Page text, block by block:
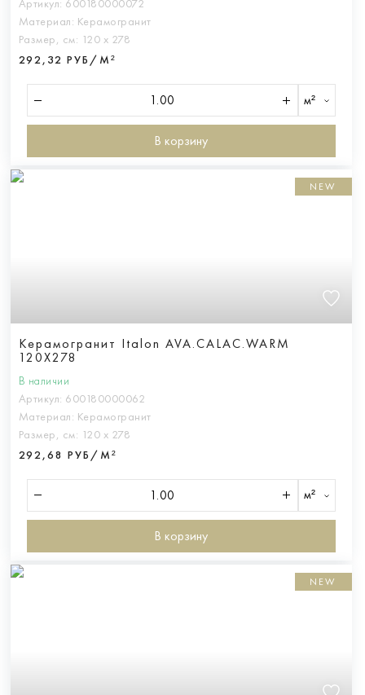
Артикул: 600180000072
Материал: Керамогранит
Размер, см: 120 х 278
292,32 РУБ/М²
м²
В корзину
NEW
Керамогранит Italon AVA.CALAC.WARM
120X278
В наличии
Артикул: 600180000062
Материал: Керамогранит
Размер, см: 120 х 278
292,68 РУБ/М²
м²
В корзину
NEW